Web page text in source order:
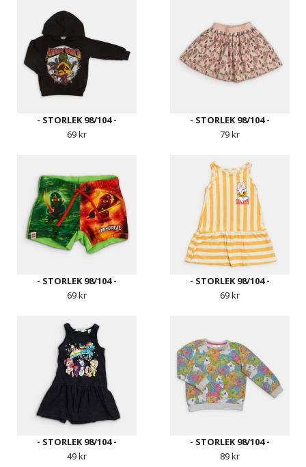
- STORLEK 98/104 -
69 kr
- STORLEK 98/104 -
79 kr
- STORLEK 98/104 -
69 kr
- STORLEK 98/104 -
69 kr
- STORLEK 98/104 -
49 kr
- STORLEK 98/104 -
89 kr